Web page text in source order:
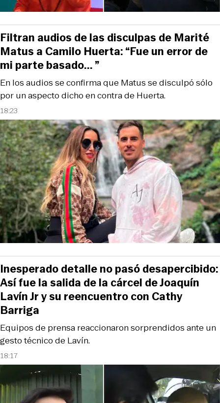
18:23
En los audios se confirma que Matus se disculpó sólo
por un aspecto dicho en contra de Huerta.
Filtran audios de las disculpas de Marité
Matus a Camilo Huerta: “Fue un error de
mi parte basado... ”
18:17
Equipos de prensa reaccionaron sorprendidos ante un
gesto técnico de Lavín.
Inesperado detalle no pasó desapercibido:
Así fue la salida de la cárcel de Joaquín
Lavín Jr y su reencuentro con Cathy
Barriga